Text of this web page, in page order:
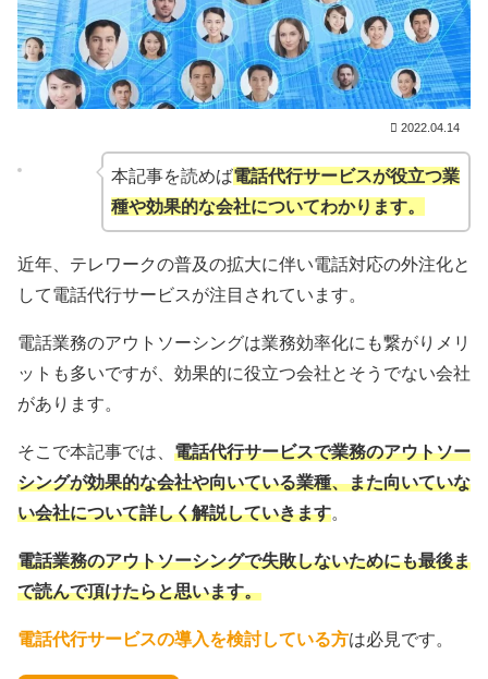
2022.04.14
本記事を読めば電話代行サービスが役立つ業
種や効果的な会社についてわかります。
近年、テレワークの普及の拡大に伴い電話対応の外注化と
して電話代行サービスが注目されています。
電話業務のアウトソーシングは業務効率化にも繋がりメリ
ットも多いですが、効果的に役立つ会社とそうでない会社
があります。
そこで本記事では、 電話代行サービスで業務のアウトソー
シングが効果的な会社や向いている業種、また向いていな
い会社について詳しく解説していきます。
電話業務のアウトソーシングで失敗しないためにも最後ま
で読んで頂けたらと思います。
電話代行サービスの導入を検討している方は必見です。